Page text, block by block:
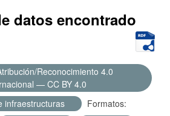
datos encontrado
Reconocimiento 4.0
— CC BY 4.0
infraestructuras
Formatos: